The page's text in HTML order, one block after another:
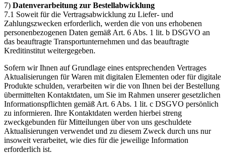
7) Datenverarbeitung zur Bestellabwicklung
7.1 Soweit für die Vertragsabwicklung zu Liefer- und
Zahlungszwecken erforderlich, werden die von uns erhobenen
personenbezogenen Daten gemäß Art. 6 Abs. 1 lit. b DSGVO an
das beauftragte Transportunternehmen und das beauftragte
Kreditinstitut weitergegeben.
Sofern wir Ihnen auf Grundlage eines entsprechenden Vertrages
Aktualisierungen für Waren mit digitalen Elementen oder für digitale
Produkte schulden, verarbeiten wir die von Ihnen bei der Bestellung
übermittelten Kontaktdaten, um Sie im Rahmen unserer gesetzlichen
Informationspflichten gemäß Art. 6 Abs. 1 lit. c DSGVO persönlich
zu informieren. Ihre Kontaktdaten werden hierbei streng
zweckgebunden für Mitteilungen über von uns geschuldete
Aktualisierungen verwendet und zu diesem Zweck durch uns nur
insoweit verarbeitet, wie dies für die jeweilige Information
erforderlich ist.